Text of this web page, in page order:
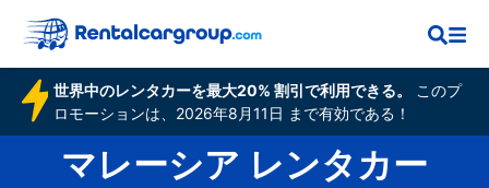
世界中のレンタカーを最大20% 割引で利用できる。
このプ
ロモーションは、2026年8月11日 まで有効である！
マレーシア レンタカー